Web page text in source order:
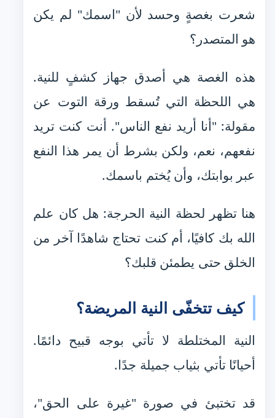
شعرت بغصةٍ وحسد لأن "اسمك" لم يكن
هو المتصدر؟
هذه الغصة هي أصدق جهاز كشفٍ للنية.
هي اللحظة التي تُسقط ورقة التوت عن
مقولة: "أنا أريد نفع الناس". أنت كنت تريد
نفعهم، نعم، ولكن بشرط أن يمر هذا النفع
عبر بوابتك، وأن يُختم باسمك.
هنا تظهر لحظة النية الحرجة: هل كان علم
الله بك كافيًا، أم كنت تحتاج شاهدًا آخر من
الخلق حتى يطمئن قلبك؟
كيف تتخفّى النية المريضة؟
النية المختلطة لا تأتي بوجه قبيح دائمًا.
أحيانًا تأتي بثياب جميلة جدًا.
قد تختبئ في صورة "غيرة على الحق"،